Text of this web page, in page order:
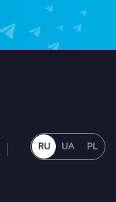
RU UA PL